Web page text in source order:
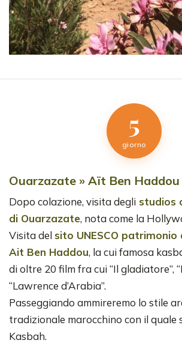
5
giorno
Ouarzazate » Aït Ben
Dopo colazione, visita degli studios
di Ouarzazate, nota come la
Visita del sito UNESCO patrimonio
Ait Ben Haddou, la cui famosa
di oltre 20 film fra cui “Il gladiatore”,
“Lawrence d’Arabia”.
Passeggiando ammireremo lo stile
tradizionale marocchino con il quale
Kasbah.